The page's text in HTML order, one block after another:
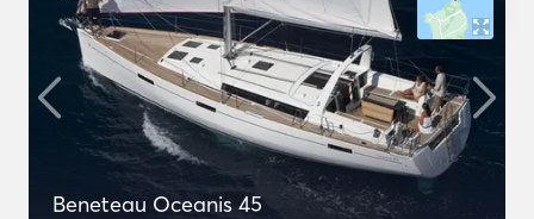
Beneteau Oceanis 45